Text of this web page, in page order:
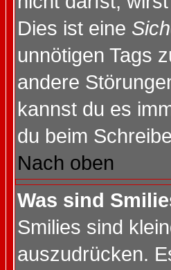
Dies ist eine
unnötigen Tags
andere
kannst du es
du beim
Nach oben
Was sind
Smilies sind
auszudrücken.